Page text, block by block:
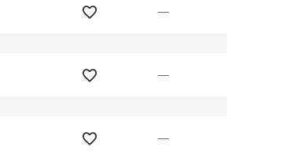
—
—
—